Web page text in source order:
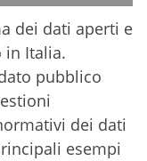
dei dati aperti e
in Italia.
pubblico
dei dati
esempi